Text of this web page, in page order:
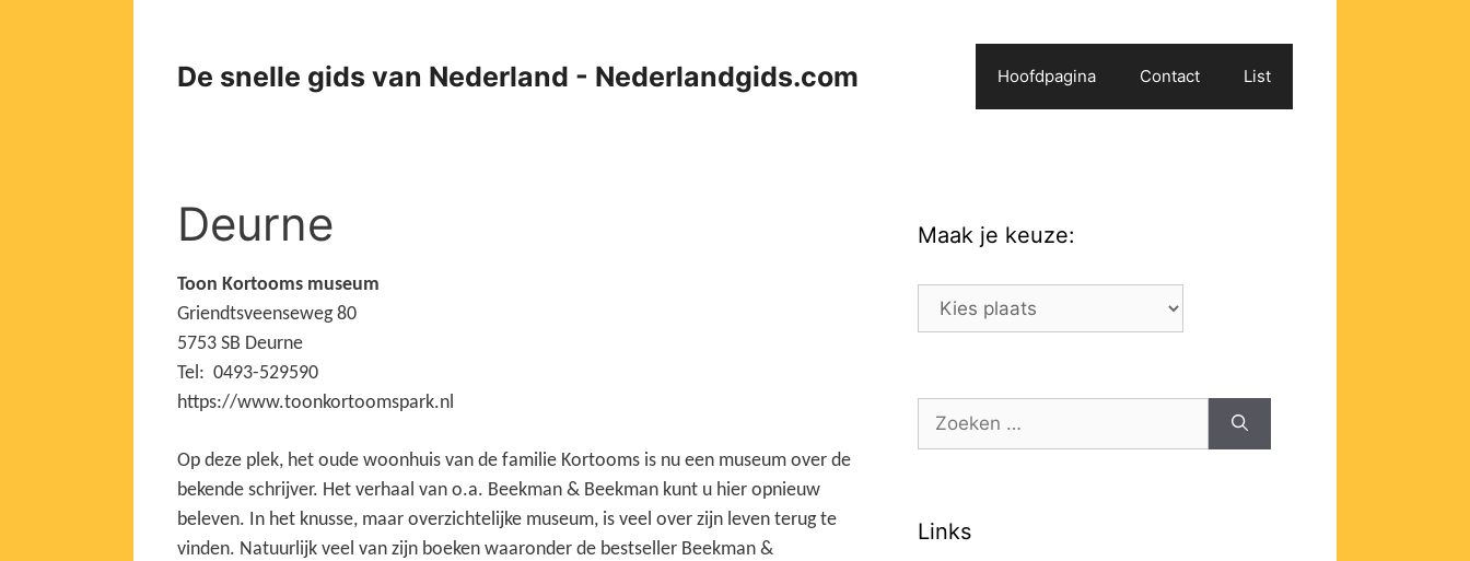
De snelle gids van Nederland - Nederlandgids.com Hoofdpagina Contact List
Deurne
Toon Kortooms museum
Griendtsveenseweg 80
5753 SB Deurne
Tel: 0493-529590
https://www.toonkortoomspark.nl
Op deze plek, het oude woonhuis van de familie Kortooms is nu een museum over de
bekende schrijver. Het verhaal van o.a. Beekman & Beekman kunt u hier opnieuw
beleven. In het knusse, maar overzichtelijke museum, is veel over zijn leven terug te
vinden. Natuurlijk veel van zijn boeken waaronder de bestseller Beekman &
Maak je keuze:
Maak
Zoek
Links